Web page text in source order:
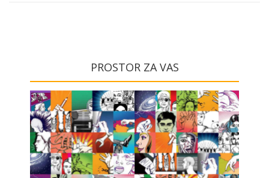
PROSTOR ZA VAS